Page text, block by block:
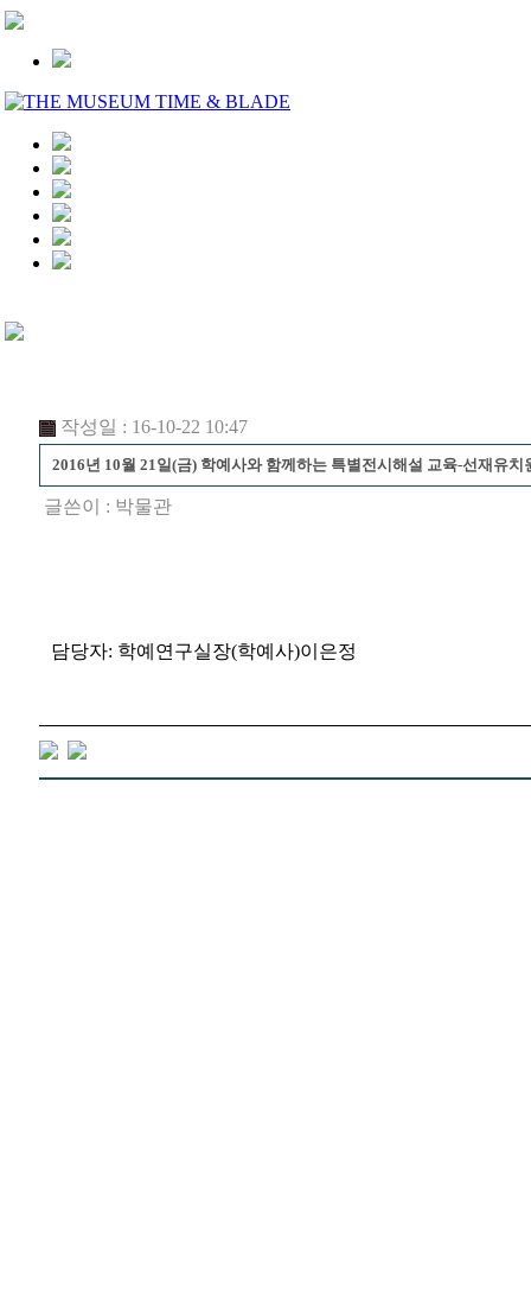
작성일 : 16-10-22 10:47
2016년 10월 21일(금) 학예사와 함께하는 특별전시해설 교육-선재유치
글쓴이 : 박물관
담당자: 학예연구실장(학예사)이은정